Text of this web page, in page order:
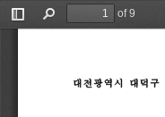
Toggle
Find
of 9
대전광역시 대덕구